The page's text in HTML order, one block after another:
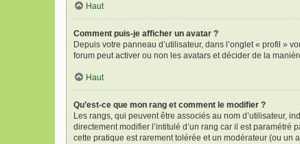
Haut
Comment puis-je afficher un avatar ?
Depuis votre panneau d’utilisateur, dans l’onglet « profil »
forum peut activer ou non les avatars et décider de la
Haut
Qu’est-ce que mon rang et comment le modifier ?
Les rangs, qui peuvent être associés au nom d’utilisateur,
directement modifier l’intitulé d’un rang car il est paramétré
cette pratique est rarement tolérée et un modérateur (ou un